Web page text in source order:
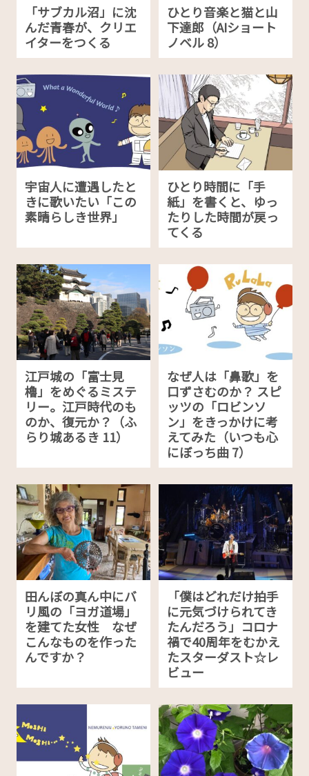
「サブカル沼」に沈
んだ青春が、クリエ
イターをつくる
ひとり音楽と猫と山
下達郎（AIショート
ノベル 8）
宇宙人に遭遇したと
きに歌いたい「この
素晴らしき世界」
ひとり時間に「手
紙」を書くと、ゆっ
たりした時間が戻っ
てくる
江戸城の「富士見
櫓」をめぐるミステ
リー。江戸時代のも
のか、復元か？（ふ
らり城あるき 11）
なぜ人は「鼻歌」を
口ずさむのか？ スピ
ッツの「ロビンソ
ン」をきっかけに考
えてみた（いつも心
にぼっち曲 7）
田んぼの真ん中にバ
リ風の「ヨガ道場」
を建てた女性 なぜ
こんなものを作った
んですか？
「僕はどれだけ拍手
に元気づけられてき
たんだろう」コロナ
禍で40周年をむかえ
たスターダスト☆レ
ビュー